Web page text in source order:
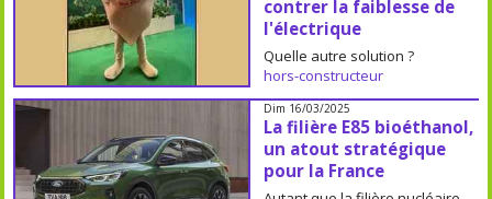
contrer la faiblesse de
l'électrique
Quelle autre solution ?
hors-constructeur
Dim 16/03/2025
La filière E85 bioéthanol,
un atout stratégique
pour la France